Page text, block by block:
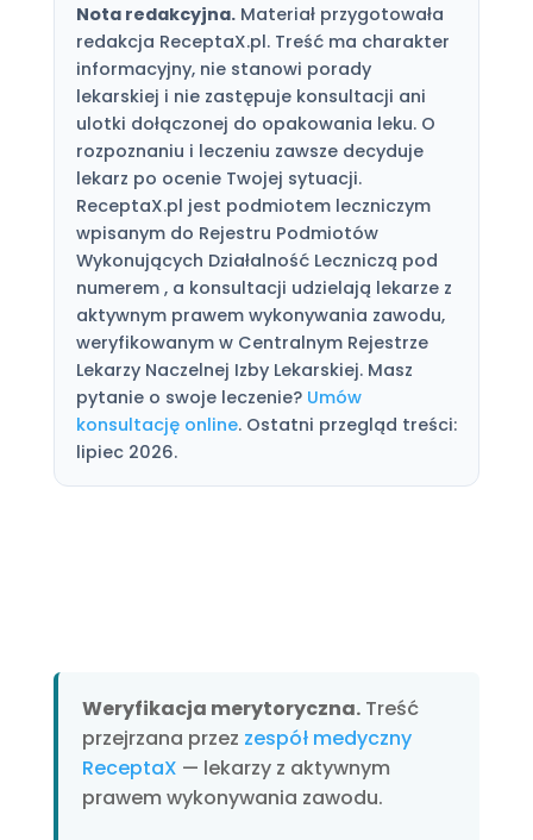
Nota redakcyjna.Materiał przygotowała
redakcja ReceptaX.pl. Treść ma charakter
informacyjny, nie stanowi porady
lekarskiej i nie zastępuje konsultacji ani
ulotki dołączonej do opakowania leku. O
rozpoznaniu i leczeniu zawsze decyduje
lekarz po ocenie Twojej sytuacji.
ReceptaX.pl jest podmiotem leczniczym
wpisanym do Rejestru Podmiotów
Wykonujących Działalność Leczniczą pod
numerem , a konsultacji udzielają lekarze z
aktywnym prawem wykonywania zawodu,
weryfikowanym w Centralnym Rejestrze
Lekarzy Naczelnej Izby Lekarskiej. Masz
pytanie o swoje leczenie? Umów
konsultację online. Ostatni przegląd treści:
lipiec 2026.
Weryfikacja merytoryczna.Treść
przejrzana przez zespół medyczny
ReceptaX — lekarzy z aktywnym
prawem wykonywania zawodu.